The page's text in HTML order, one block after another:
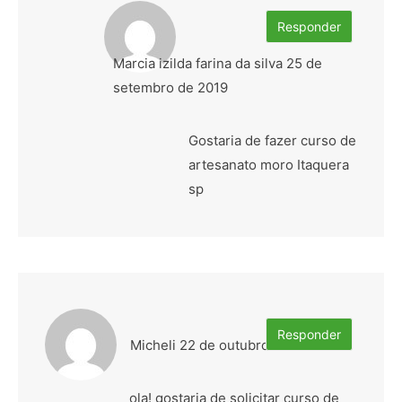
Marcia izilda farina da silva 25 de
setembro de 2019
Gostaria de fazer curso de
artesanato moro Itaquera
sp
Responder
Micheli 22 de outubro de 2018
ola! gostaria de solicitar curso de
Responder